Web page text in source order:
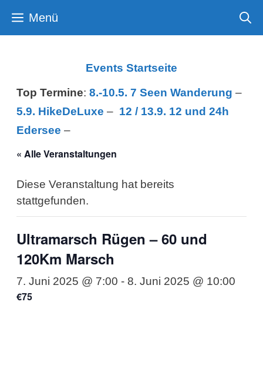
Inhalt Menü
Events Startseite
Top Termine: 8.-10.5. 7 Seen Wanderung –
5.9. HikeDeLuxe – 12 / 13.9. 12 und 24h
Edersee –
« Alle Veranstaltungen
Diese Veranstaltung hat bereits
stattgefunden.
Ultramarsch Rügen – 60 und
120Km Marsch
7. Juni 2025 @ 7:00 - 8. Juni 2025 @ 10:00
€75